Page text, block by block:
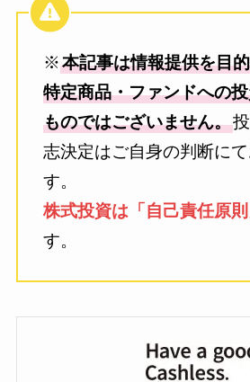
※本記事は情報提供を目
特定商品・ファンドへの
ものではございません。
志決定はご自身の判断に
す。
株式投資は「自己責任原則
す。